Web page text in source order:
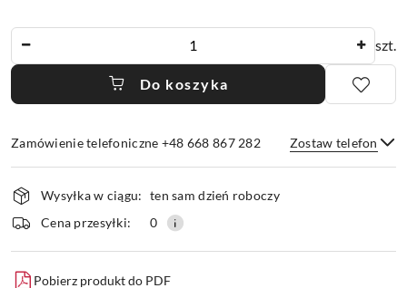
szt.
Do koszyka
Zamówienie telefoniczne +48 668 867 282 Zostaw telefon
Wyślij
Dostępność
i
dostawa
Wysyłka w ciągu: ten sam dzień roboczy
Cena przesyłki:
0
Pobierz produkt do PDF